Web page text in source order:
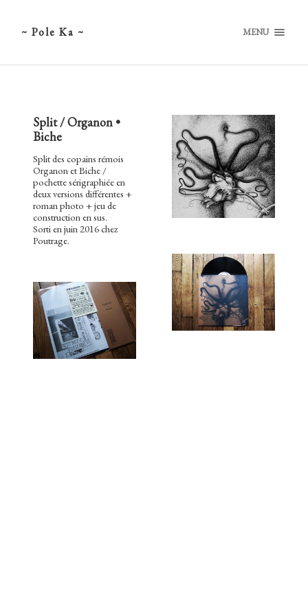
~ Pole Ka ~ MENU
Split / Organon •
Biche
Split des copains rémois
Organon et Biche /
pochette sérigraphiée en
deux versions différentes +
roman photo + jeu de
construction en sus.
Sorti en juin 2016 chez
Poutrage.